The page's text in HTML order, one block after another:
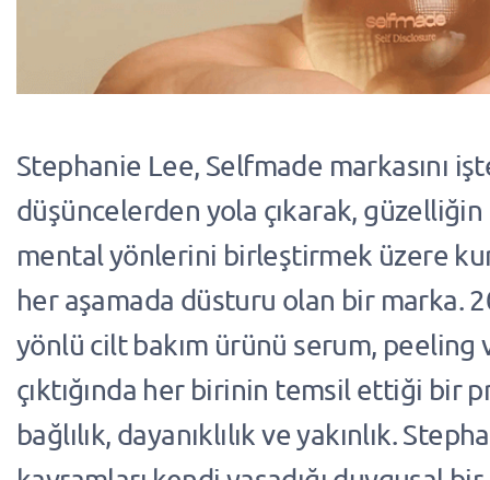
Stephanie Lee, Selfmade markasını
düşüncelerden yola çıkarak,
mental yönlerini birleştirmek üzere
her aşamada düsturu olan bir marka.
yönlü cilt bakım ürünü serum, peeling
çıktığında her birinin temsil ettiği bir
bağlılık, dayanıklılık ve yakınlık.